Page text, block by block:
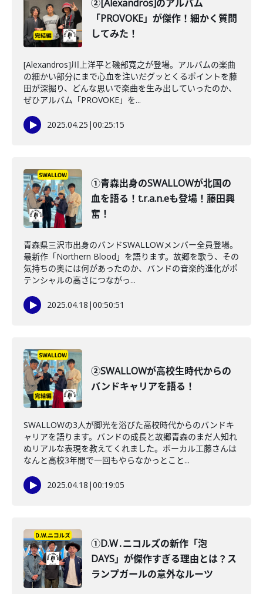
②[Alexandros]のアルバム
「PROVOKE」が傑作！細かく質問
してみた！
[Alexandros]川上洋平と磯部寛之が登場。アルバムの楽曲
の細かい部分にまで心血を注いだグッとくるポイントを藤
田が深掘り、どんな思いで楽曲を生み出していったのか、
ぜひアルバム「PROVOKE」を...
2025.04.25 |00:25:15
①青森出身のSWALLOWが北国の
血を語る！t.r.a.n.eも登場！藤田興
奮！
青森県三沢市出身のバンドSWALLOWメンバー全員登場。
最新作「Northern Blood」を語ります。故郷を歌う、その
気持ちの奥には何があったのか、バンドの音楽的進化がポ
テンシャルの高さにつながっ...
2025.04.18 |00:50:51
②SWALLOWが高校生時代からの
バンドキャリアを語る！
SWALLOWの3人が脚光を浴びた高校時代からのバンドキ
ャリアを語ります。バンドの成長と故郷青森のまだ人知れ
ぬリアルな表現を教えてくれました。ボーカル工藤さんは
なんと高校3年間で一回もやらなかっとこと...
2025.04.18 |00:19:05
①D.W․ニコルズの新作「泡
DAYS」が傑作すぎる理由とは？ス
ランプガールの意外なルーツ